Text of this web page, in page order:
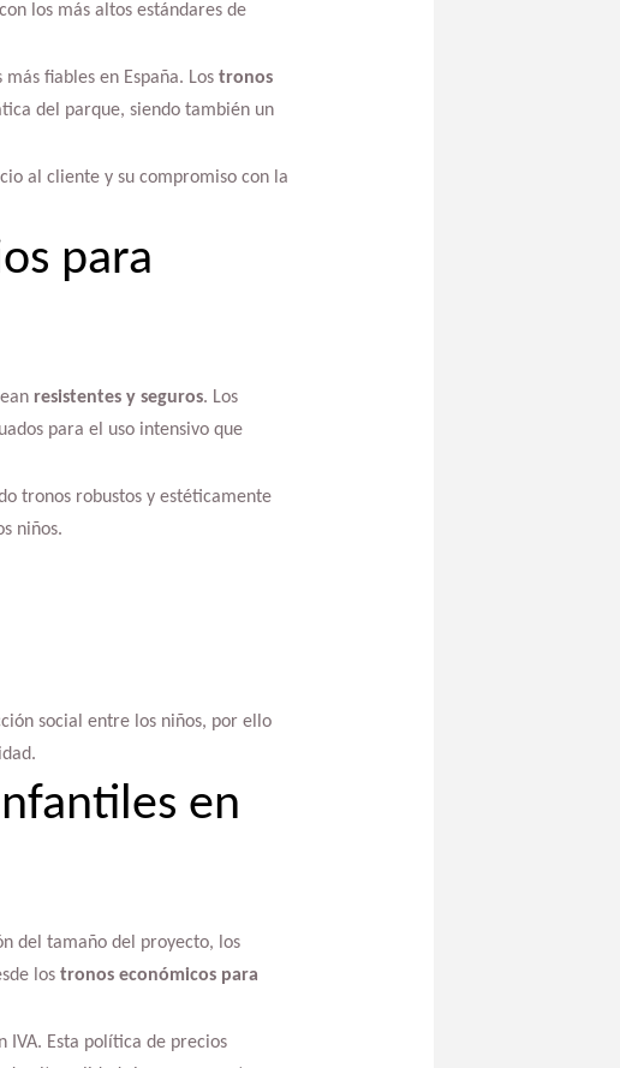
los más altos estándares de
fiables en España. Los tronos
del parque, siendo también un
al cliente y su compromiso con la
para
resistentes y seguros. Los
para el uso intensivo que
tronos robustos y estéticamente
niños.
social entre los niños, por ello
en
del tamaño del proyecto, los
los tronos económicos para
IVA. Esta política de precios